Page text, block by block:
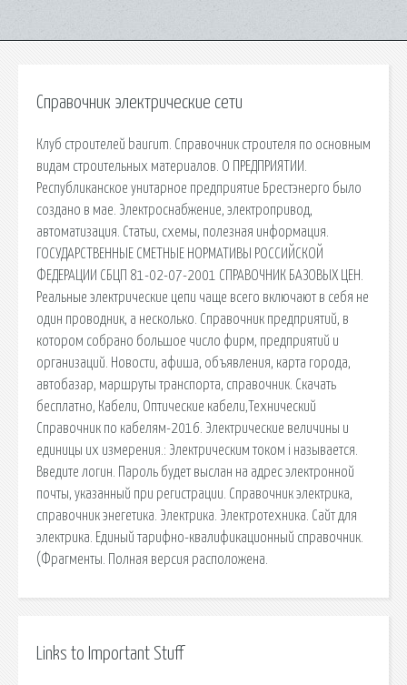
Справочник электрические сети
Клуб строителей baurum. Справочник строителя по основным
видам строительных материалов. О ПРЕДПРИЯТИИ.
Республиканское унитарное предприятие Брестэнерго было
создано в мае. Электроснабжение, электропривод,
автоматизация. Статьи, схемы, полезная информация.
ГОСУДАРСТВЕННЫЕ СМЕТНЫЕ НОРМАТИВЫ РОССИЙСКОЙ
ФЕДЕРАЦИИ СБЦП 81-02-07-2001 СПРАВОЧНИК БАЗОВЫХ ЦЕН.
Реальные электрические цепи чаще всего включают в себя не
один проводник, а несколько. Справочник предприятий, в
котором собрано большое число фирм, предприятий и
организаций. Новости, афиша, объявления, карта города,
автобазар, маршруты транспорта, справочник. Скачать
бесплатно, Кабели, Оптические кабели,Технический
Справочник по кабелям-2016. Электрические величины и
единицы их измерения.: Электрическим током i называется.
Введите логин. Пароль будет выслан на адрес электронной
почты, указанный при регистрации. Справочник электрика,
справочник энегетика. Электрика. Электротехника. Сайт для
электрика. Единый тарифно-квалификационный справочник.
(Фрагменты. Полная версия расположена.
Links to Important Stuff